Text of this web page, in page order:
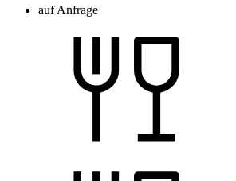
auf Anfrage